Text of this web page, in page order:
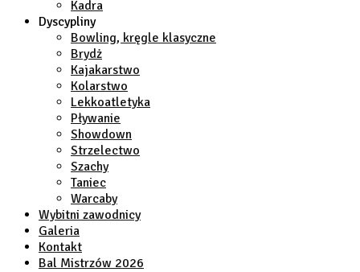
Kadra
Dyscypliny
Bowling, kręgle klasyczne
Brydż
Kajakarstwo
Kolarstwo
Lekkoatletyka
Pływanie
Showdown
Strzelectwo
Szachy
Taniec
Warcaby
Wybitni zawodnicy
Galeria
Kontakt
Bal Mistrzów 2026